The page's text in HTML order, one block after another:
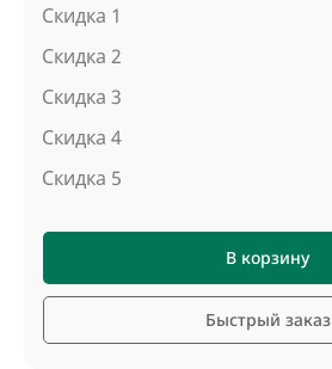
Скидка 1
Скидка 2
Скидка 3
Скидка 4
Скидка 5
В корзину
Быстрый заказ